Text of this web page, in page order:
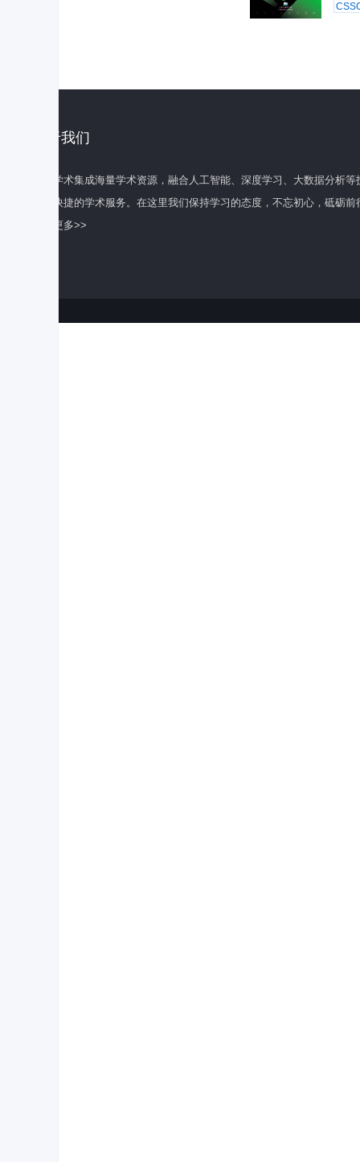
关于我们
百度学术集成海量学术资源，融合人工智能、深度学习、大数据分析
全面快捷的学术服务。在这里我们保持学习的态度，不忘初心，砥砺前
了解更多>>